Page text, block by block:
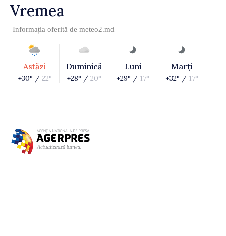
Vremea
Informația oferită de meteo2.md
Astăzi
+30° / 22°
Duminică
+28° / 20°
Luni
+29° / 17°
Marţi
+32° / 17°